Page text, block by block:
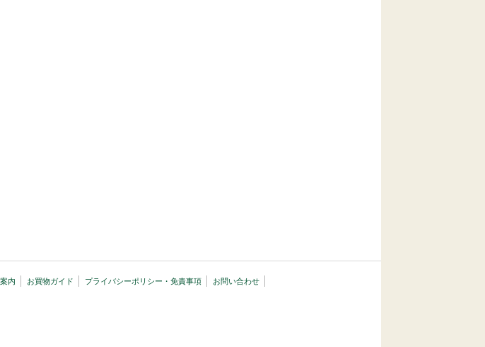
内 お買物ガイド プライバシーポリシー・免責事項 お問い合わせ